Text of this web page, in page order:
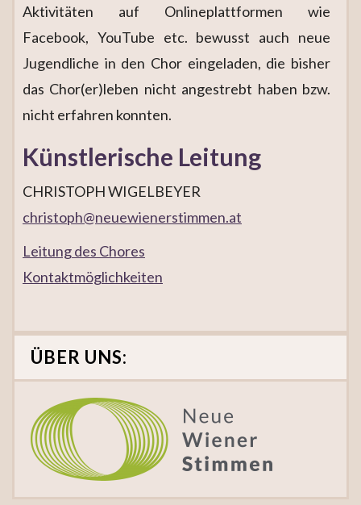
Aktivitäten auf Onlineplattformen wie
Facebook, YouTube etc. bewusst auch neue
Jugendliche in den Chor eingeladen, die bisher
das Chor(er)leben nicht angestrebt haben bzw.
nicht erfahren konnten.
Künstlerische Leitung
CHRISTOPH WIGELBEYER
christoph@neuewienerstimmen.at
Leitung des Chores
Kontaktmöglichkeiten
ÜBER UNS: